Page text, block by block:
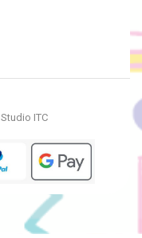
Studio ITC